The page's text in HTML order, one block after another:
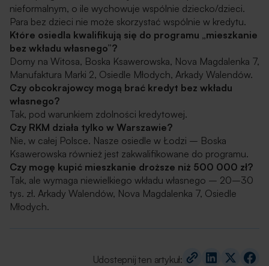
nieformalnym, o ile wychowuje wspólnie dziecko/dzieci.
Para bez dzieci nie może skorzystać wspólnie w kredytu.
Które osiedla kwalifikują się do programu „mieszkanie
bez wkładu własnego”?
Domy na Witosa, Boska Ksawerowska, Nova Magdalenka 7,
Manufaktura Marki 2, Osiedle Młodych, Arkady Walendów.
Czy obcokrajowcy mogą brać kredyt bez wkładu
własnego?
Tak, pod warunkiem zdolności kredytowej.
Czy RKM działa tylko w Warszawie?
Nie, w całej Polsce. Nasze osiedle w Łodzi – Boska
Ksawerowska również jest zakwalifikowane do programu.
Czy mogę kupić mieszkanie droższe niż 500 000 zł?
Tak, ale wymaga niewielkiego wkładu własnego – 20–30
tys. zł. Arkady Walendów, Nova Magdalenka 7, Osiedle
Młodych.
Udostepnij ten artykuł: